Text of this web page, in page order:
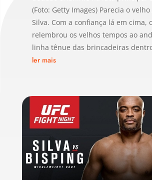
(Foto: Getty Images) Parecia o
Silva. Com a confiança lá em cima,
relembrou os velhos tempos ao
linha tênue das brincadeiras
ler mais